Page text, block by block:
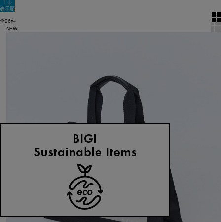
表示順
全26件
NEW